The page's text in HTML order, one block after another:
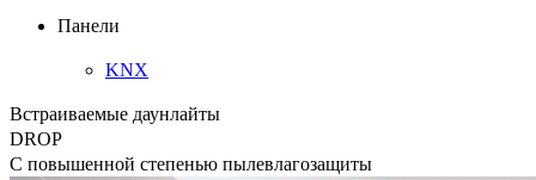
Панели
KNX
Встраиваемые даунлайты
DROP
С повышенной степенью пылевлагозащиты